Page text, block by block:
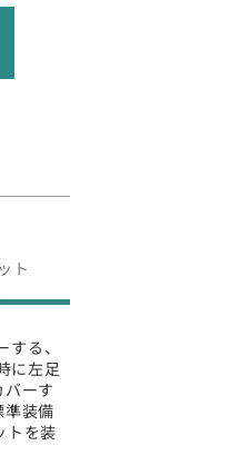
ト
る、
に左足
ーす
準装備
トを装